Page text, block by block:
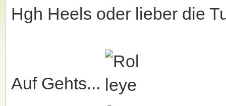
Hgh Heels oder lieber die
Auf Gehts...